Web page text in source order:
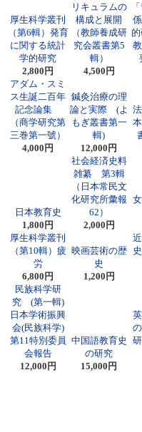
厚生科学叢刊
（第6輯）発育
に関する統計
学的研究
2,800円
リキュラムの
構成と展開
（教師養成研
究会叢書第5
輯）
4,500円
的
アダム・スミ
ス生誕二百年
記念論集
（商学研究第
三巻第一號）
4,000円
鍼灸治療の理
論と実際 (よ
もぎ叢書第一
輯)
12,000円
日本教育史
1,800円
社会経済史料
雑纂 第3輯
（日本常民文
化研究所彙報
62）
2,000円
厚生科学叢刊
（第10輯）疲
労
6,800円
映画芸術の歴
史
1,200円
民族科学研
究 (第一輯)
日本学術振興
会(民族科学)
第11特別委員
会報告
12,000円
中国語教育史
の研究
15,000円